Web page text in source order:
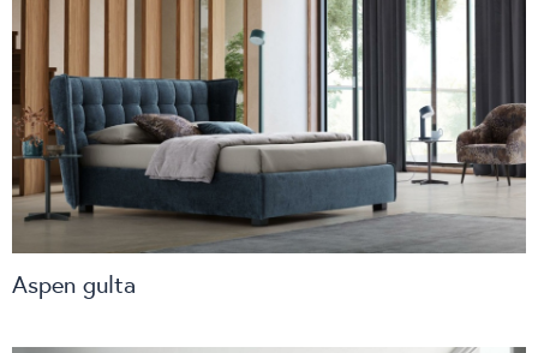
Aspen gulta